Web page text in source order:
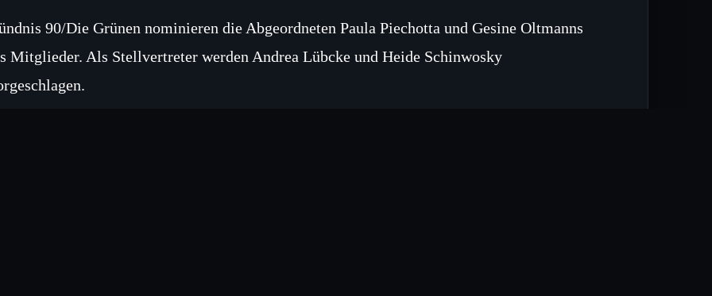
90/Die Grünen nominieren die Abgeordneten Paula Piechotta und Gesine Oltmanns
Mitglieder. Als Stellvertreter werden Andrea Lübcke und Heide Schinwosky